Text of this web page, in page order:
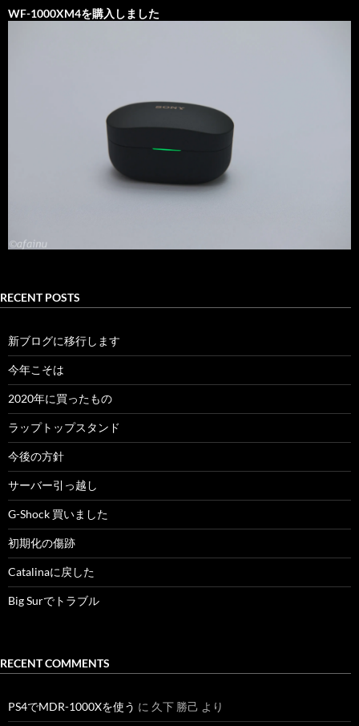
WF-1000XM4を購入しました
RECENT POSTS
新ブログに移行します
今年こそは
2020年に買ったもの
ラップトップスタンド
今後の方針
サーバー引っ越し
G-Shock 買いました
初期化の傷跡
Catalinaに戻した
Big Surでトラブル
RECENT COMMENTS
PS4でMDR-1000Xを使う に 久下 勝己 より